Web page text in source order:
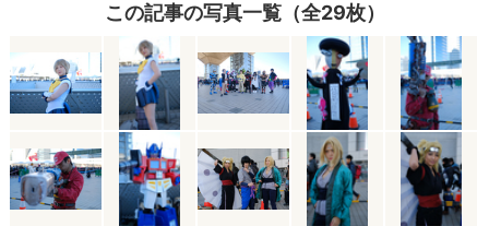
この記事の写真一覧（全29枚）